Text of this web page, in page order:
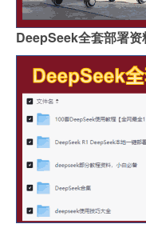
DeepSeek全套部署资